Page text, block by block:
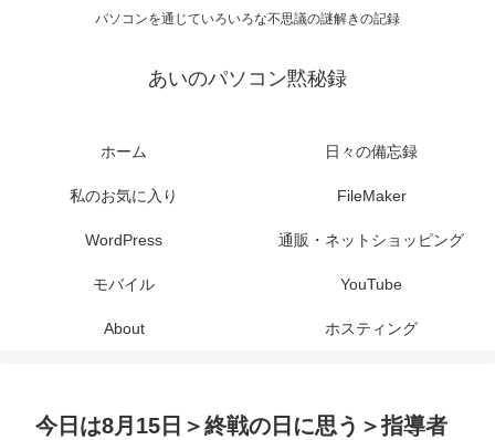
パソコンを通じていろいろな不思議の謎解きの記録
あいのパソコン黙秘録
ホーム 日々の備忘録
私のお気に入り FileMaker
WordPress 通販・ネットショッピング
モバイル YouTube
About ホスティング
今日は8月15日＞終戦の日に思う＞指導者